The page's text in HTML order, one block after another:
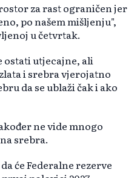
za rast ograničen jer
po našem mišljenju",
u četvrtak.
ostati utjecajne, ali
i srebra vjerojatno
da se ublaži čak i ako
ne vide mnogo
srebra.
će Federalne rezerve